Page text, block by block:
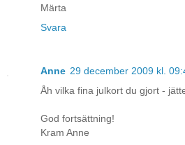
Märta
Svara
Anne 29 december 2009 kl.
Åh vilka fina julkort du gjort -
God fortsättning!
Kram Anne